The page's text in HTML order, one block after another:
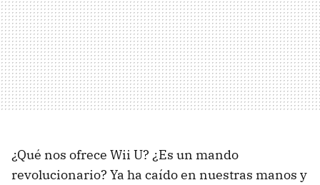
¿Qué nos ofrece Wii U? ¿Es un mando
revolucionario? Ya ha caído en nuestras manos y